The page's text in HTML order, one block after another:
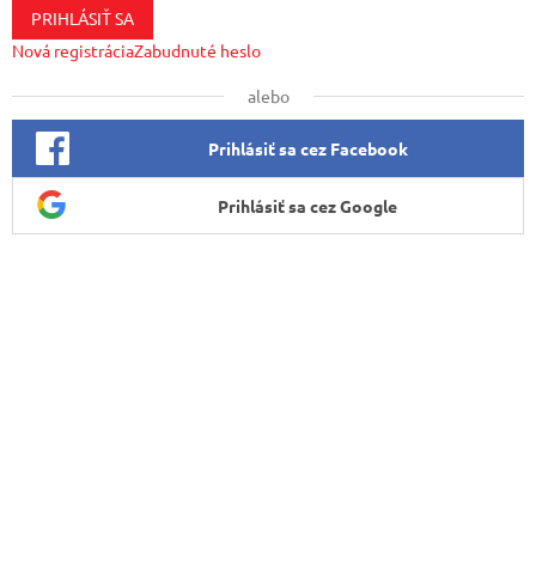
PRIHLÁSIŤ SA
Nová registráciaZabudnuté heslo
alebo
Prihlásiť sa cez Facebook
Prihlásiť sa cez Google